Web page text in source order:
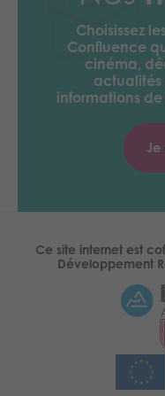
Choisissez
Confluence
cinéma,
actualités
informations de
Ce site internet est
Développement